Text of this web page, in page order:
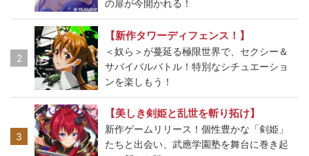
の扉が今開かれる！
2
【新作タワーディフェンス！】
＜奴ら＞が蔓延る極限世界で、セクシー＆
サバイバルバトル！特別なシチュエーショ
ンを楽しもう！
3
【美しき剣姫と乱世を斬り拓け】
新作ゲームリリース！個性豊かな「剣姫」
たちと出会い、武應学園塾を舞台に巻き起